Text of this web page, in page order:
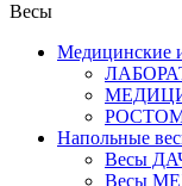
Весы
Медицинские
Напольные
Весы
Весы